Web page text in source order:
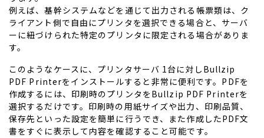
例えば、基幹システムなどを通じて出力される帳票類は、ク
ライアント側で自由にプリンタを選択できる場合と、サーバ
ーに紐づけられた特定のプリンタに限定される場合がありま
す。
このようなケースに、プリンタサーバ 1台に対しBullzip
PDF Printerをインストールすると非常に便利です。PDFを
作成するには、印刷時のプリンタをBullzip PDF Printerを
選択するだけです。印刷時の用紙サイズや出力、印刷品質、
保存先といった設定を簡単に行うでき、また作成したPDF文
書をすぐに表示して内容を確認すること可能です。